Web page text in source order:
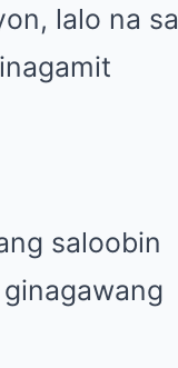
lalo na sa
saloobin